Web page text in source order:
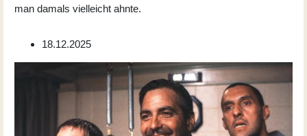
man damals vielleicht ahnte.
18.12.2025